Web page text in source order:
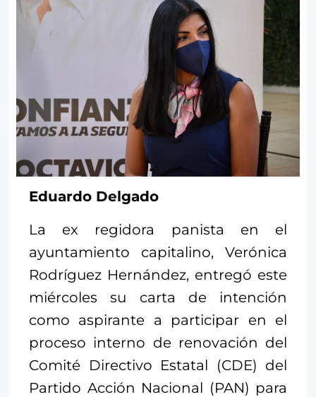
Eduardo Delgado
La ex regidora panista en el
ayuntamiento capitalino, Verónica
Rodríguez Hernández, entregó este
miércoles su carta de intención
como aspirante a participar en el
proceso interno de renovación del
Comité Directivo Estatal (CDE) del
Partido Acción Nacional (PAN) para